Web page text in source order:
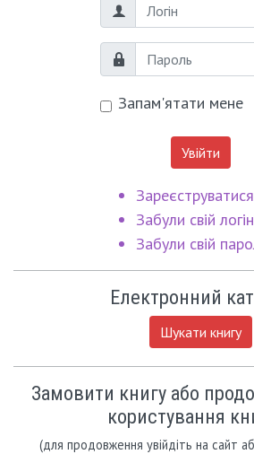
Логін
Пароль
Запам'ятати мене
Увійти
Зареєструватися
Забули свій
Забули свій
Електронний
Шукати книгу
Замовити книгу або
користування
(для продовження увійдіть на сайт